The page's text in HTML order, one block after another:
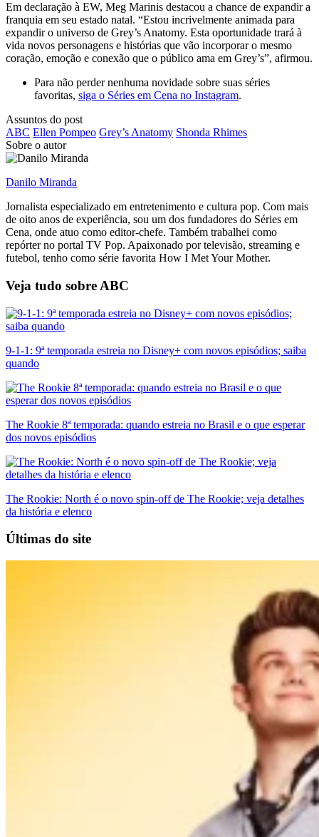
Em declaração à EW, Meg Marinis destacou a chance de expandir a
franquia em seu estado natal. “Estou incrivelmente animada para
expandir o universo de Grey’s Anatomy. Esta oportunidade trará à
vida novos personagens e histórias que vão incorporar o mesmo
coração, emoção e conexão que o público ama em Grey’s”, afirmou.
Para não perder nenhuma novidade sobre suas séries
favoritas, siga o Séries em Cena no Instagram.
Assuntos do post
ABC Ellen Pompeo Grey’s Anatomy Shonda Rhimes
Sobre o autor
Danilo Miranda
Jornalista especializado em entretenimento e cultura pop. Com mais
de oito anos de experiência, sou um dos fundadores do Séries em
Cena, onde atuo como editor-chefe. Também trabalhei como
repórter no portal TV Pop. Apaixonado por televisão, streaming e
futebol, tenho como série favorita How I Met Your Mother.
Veja tudo sobre ABC
9-1-1: 9ª temporada estreia no Disney+ com novos episódios; saiba
quando
The Rookie 8ª temporada: quando estreia no Brasil e o que esperar
dos novos episódios
The Rookie: North é o novo spin-off de The Rookie; veja detalhes
da história e elenco
Últimas do site